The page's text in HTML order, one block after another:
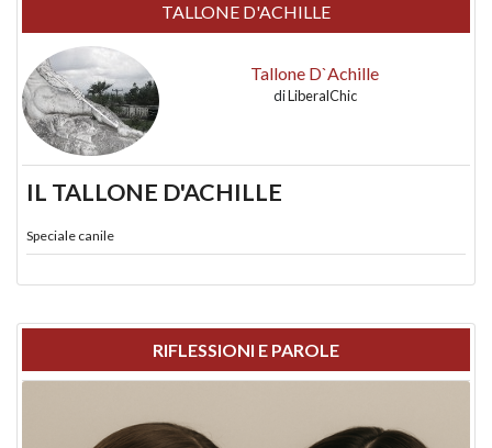
TALLONE D'ACHILLE
Tallone D`Achille
diLiberalChic
IL TALLONE D'ACHILLE
Speciale canile
RIFLESSIONI E PAROLE